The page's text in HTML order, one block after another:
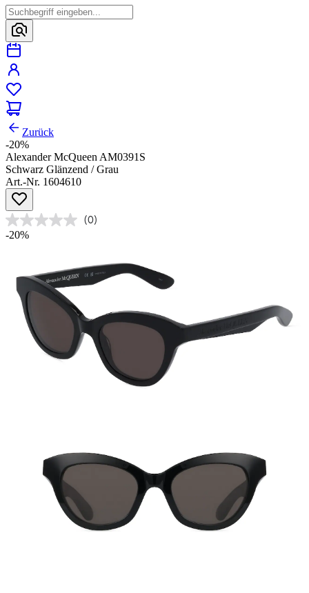
Zurück
-20%
Alexander McQueen AM0391S
Schwarz Glänzend / Grau
Art.-Nr. 1604610
(0)
-20%